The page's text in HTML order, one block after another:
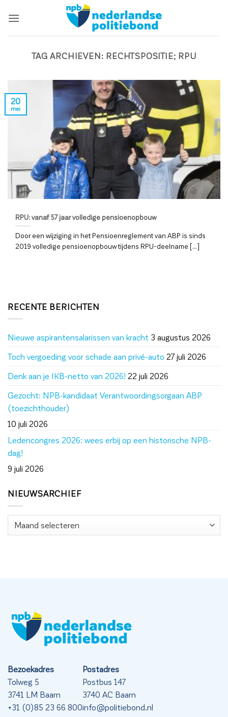
naar
TAG ARCHIEVEN: RECHTSPOSITIE; RPU
RPU: vanaf 57 jaar volledige pensioenopbouw
Door een wijziging in het Pensioenreglement van ABP is sinds
2019 volledige pensioenopbouw tijdens RPU-deelname [...]
20
mei
RECENTE BERICHTEN
Nieuwe aspirantensalarissen van kracht 3 augustus 2026
Toch vergoeding voor schade aan privé-auto 27 juli 2026
Denk aan je IKB-netto van 2026! 22 juli 2026
Gezocht: NPB-kandidaat Verantwoordingsorgaan ABP
(toezichthouder)
10 juli 2026
Ledencongres 2026: wees erbij op een historische NPB-
dag!
9 juli 2026
NIEUWSARCHIEF
Nieuwsarchief
Bezoekadres
Tolweg 5
3741 LM Baarn
+31 (0)85 23 66 800
Postadres
Postbus 147
3740 AC Baarn
info@politiebond.nl